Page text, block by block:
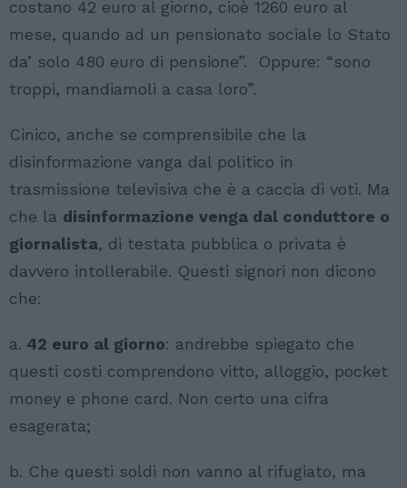
costano 42 euro al giorno, cioè 1260 euro al
mese, quando ad un pensionato sociale lo Stato
da’ solo 480 euro di pensione”. Oppure: “sono
troppi, mandiamoli a casa loro”.
Cinico, anche se comprensibile che la
disinformazione vanga dal politico in
trasmissione televisiva che è a caccia di voti. Ma
che la disinformazione venga dal conduttore o
giornalista, di testata pubblica o privata è
davvero intollerabile. Questi signori non dicono
che:
a. 42 euro al giorno: andrebbe spiegato che
questi costi comprendono vitto, alloggio, pocket
money e phone card. Non certo una cifra
esagerata;
b. Che questi soldi non vanno al rifugiato, ma